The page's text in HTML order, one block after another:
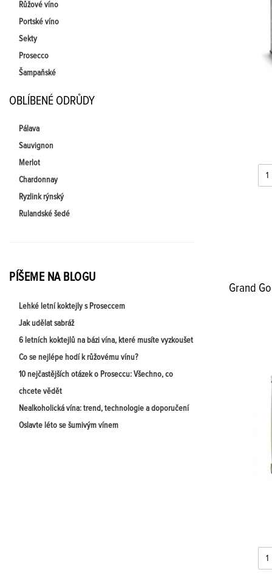
Růžové víno
Portské víno
Sekty
Prosecco
Šampaňské
OBLÍBENÉ ODRŮDY
Pálava
Sauvignon
Merlot
Chardonnay
Ryzlink rýnský
Rulandské šedé
PÍŠEME NA BLOGU
Lehké letní koktejly s Proseccem
Jak udělat sabráž
6 letních koktejlů na bázi vína, které musíte vyzkoušet
Co se nejlépe hodí k růžovému vínu?
10 nejčastějších otázek o Proseccu: Všechno, co
chcete vědět
Nealkoholická vína: trend, technologie a doporučení
Oslavte léto se šumivým vínem
Grand